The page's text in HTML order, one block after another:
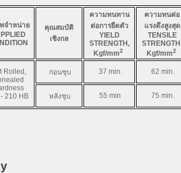
จำหน่าย
คุณสมบัติ
เชิงกล
ความทนทาน
ต่อการยืดตัว
YIELD
STRENGTH,
Kgf/mm2
ความทนต่อ
แรงดึงสูงสุด
TENSILE
Kgf/mm2
Rolled,
210 HB
ก่อนชุบ 37 min. 62 min.
หลังชุบ 55 min 75 min.